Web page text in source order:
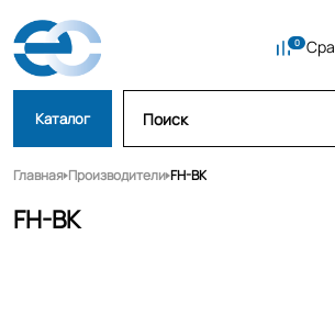
Каталог
Главная Производители FH-BK
FH-BK